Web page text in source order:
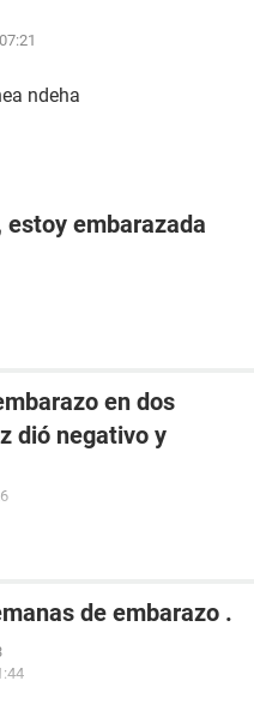
ndeha
estoy embarazada
en dos
dió negativo y
de embarazo .